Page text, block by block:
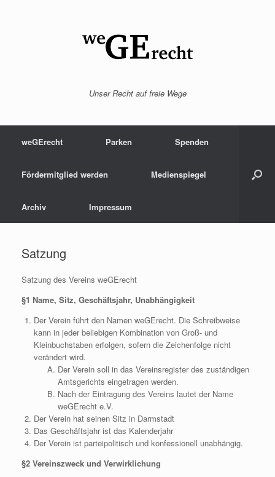
Unser Recht auf freie Wege
weGErecht Parken Spenden
Fördermitglied werden Medienspiegel
Archiv Impressum
Satzung
Satzung des Vereins weGErecht
§1 Name, Sitz, Geschäftsjahr, Unabhängigkeit
Der Verein führt den Namen weGErecht. Die Schreibweise
kann in jeder beliebigen Kombination von Groß- und
Kleinbuchstaben erfolgen, sofern die Zeichenfolge nicht
verändert wird.
Der Verein soll in das Vereinsregister des zuständigen
Amtsgerichts eingetragen werden.
Nach der Eintragung des Vereins lautet der Name
weGErecht e.V.
Der Verein hat seinen Sitz in Darmstadt
Das Geschäftsjahr ist das Kalenderjahr
Der Verein ist parteipolitisch und konfessionell unabhängig.
§2 Vereinszweck und Verwirklichung